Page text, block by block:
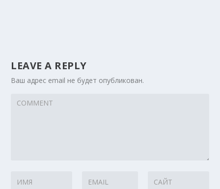
LEAVE A REPLY
Ваш адрес email не будет опубликован.